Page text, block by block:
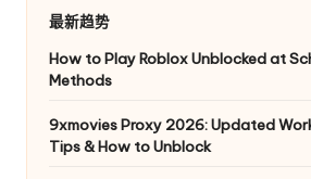
ro
最新趋势
How to Play Roblox Unblocked at
Methods
9xmovies Proxy 2026: Updated
Tips & How to Unblock